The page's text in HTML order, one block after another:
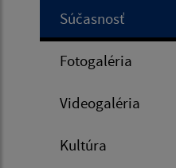
Súčasnosť
Fotogaléria
Videogaléria
Kultúra